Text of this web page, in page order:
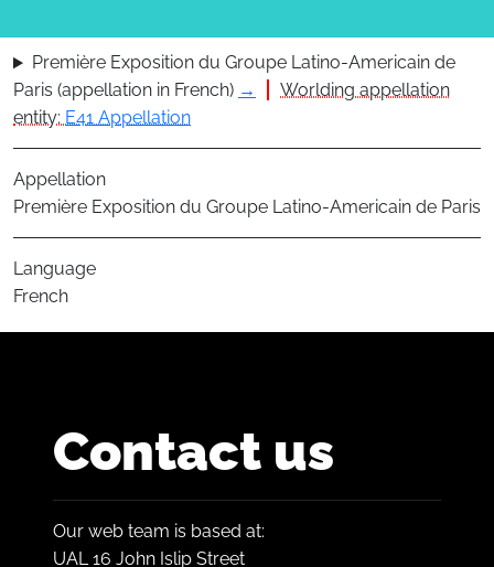
Première Exposition du Groupe Latino-Americain de
Paris (appellation in French) →
Worlding appellation
entity: E41 Appellation
Appellation
Première Exposition du Groupe Latino-Americain de Paris
Language
French
Contact us
Our web team is based at:
UAL 16 John Islip Street